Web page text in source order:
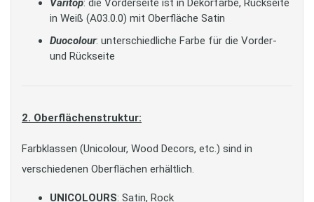
Varitop: die Vorderseite ist in Dekorfarbe, Rückseite
in Weiß (A03.0.0) mit Oberfläche Satin
Duocolour: unterschiedliche Farbe für die Vorder-
und Rückseite
2. Oberflächenstruktur:
Farbklassen (Unicolour, Wood Decors, etc.) sind in
verschiedenen Oberflächen erhältlich.
UNICOLOURS: Satin, Rock